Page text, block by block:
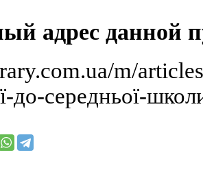
адрес данной
m/
до-середньої-